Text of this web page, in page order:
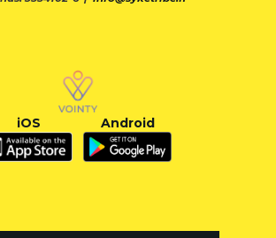
iOS Android